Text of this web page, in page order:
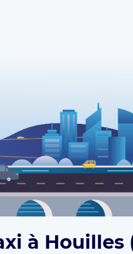
à Houilles